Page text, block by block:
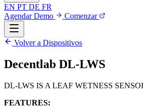
EN PT DE FR
Agendar Demo
Comenzar
Volver a Dispositivos
Decentlab DL-LWS
DL-LWS IS A LEAF WETNESS
FEATURES: